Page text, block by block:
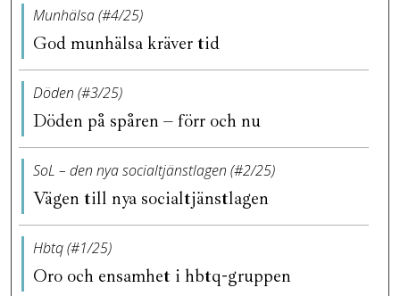
Munhälsa (#4/25)
God munhälsa kräver tid
Döden (#3/25)
Döden på spåren – förr och nu
SoL – den nya socialtjänstlagen (#2/25)
Vägen till nya socialtjänstlagen
Hbtq (#1/25)
Oro och ensamhet i hbtq-gruppen